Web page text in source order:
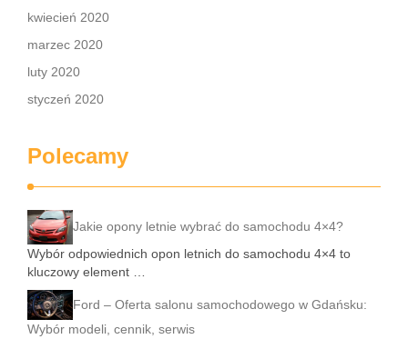
kwiecień 2020
marzec 2020
luty 2020
styczeń 2020
Polecamy
Jakie opony letnie wybrać do samochodu 4×4?
Wybór odpowiednich opon letnich do samochodu 4×4 to
kluczowy element …
Ford – Oferta salonu samochodowego w Gdańsku:
Wybór modeli, cennik, serwis